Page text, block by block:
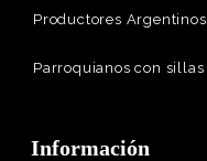
Productores Argentinos
Parroquianos con sillas
Información